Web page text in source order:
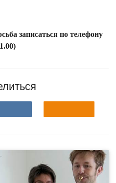
записаться по телефону